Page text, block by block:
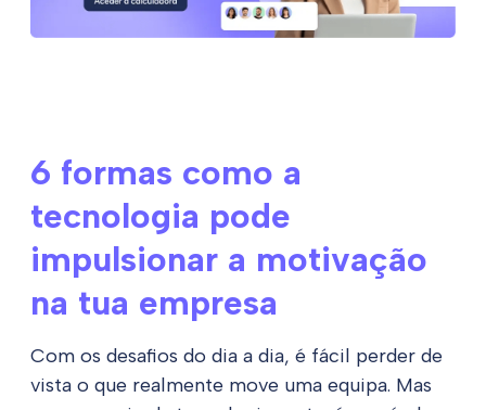
6 formas como a
tecnologia pode
impulsionar a motivação
na tua empresa
Com os desafios do dia a dia, é fácil perder de
vista o que realmente move uma equipa. Mas